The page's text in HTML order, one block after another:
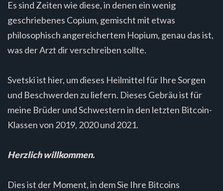
Es sind Zeiten wie diese, in denen ein wenig
geschriebenes Copium, gemischt mit etwas
philosophisch angereichertem Hopium, genau das ist,
was der Arzt dir verschreiben sollte.
Svetski ist hier, um dieses Heilmittel für Ihre Sorgen
und Beschwerden zu liefern. Dieses Gebräu ist für
meine Brüder und Schwestern in den letzten Bitcoin-
Klassen von 2019, 2020 und 2021.
Herzlich willkommen.
Dies ist der Moment, in dem Sie Ihre Bitcoins